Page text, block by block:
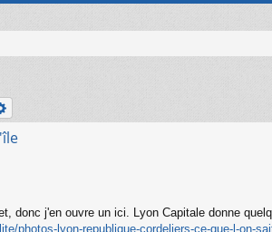
donc j'en ouvre un ici. Lyon Capitale donne
photos-lyon-republique-cordeliers-ce-que-l-on-